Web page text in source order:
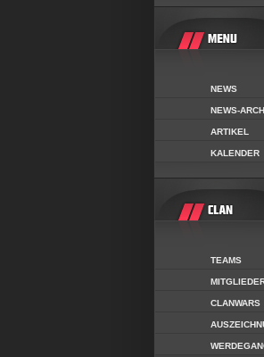
NEWS
NEWS-
ARTIKEL
KALENDER
TEAMS
CLANWARS